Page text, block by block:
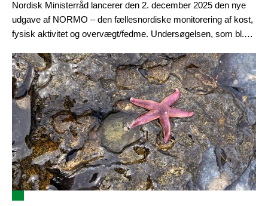
Nordisk Ministerråd lancerer den 2. december 2025 den nye
udgave af NORMO – den fællesnordiske monitorering af kost,
fysisk aktivitet og overvægt/fedme. Undersøgelsen, som bl.a.
befolkningernes sundhedsadfærd på udvalgte områder og
peger dermed på, hvor der kan være behov for
sundhedsfremmende indsatser, f.eks. i forhold til at forebygge
sygdomme som hjerte-kar-sygdomme og type 2-diabetes.